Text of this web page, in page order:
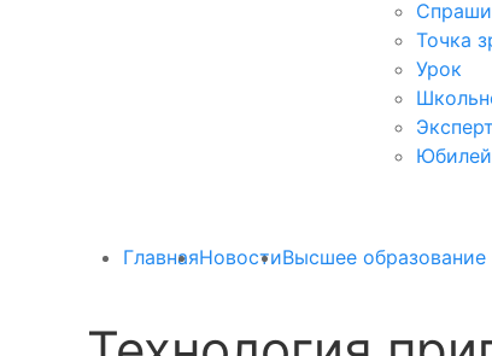
Точка
Урок
Юбилей
ГлавнаяНовостиВысшее образование